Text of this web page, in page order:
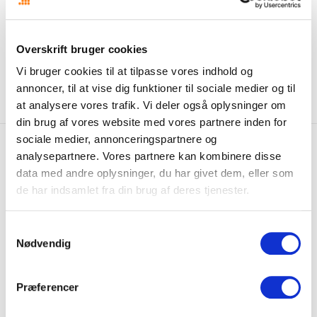
Overskrift bruger cookies
Vi bruger cookies til at tilpasse vores indhold og
annoncer, til at vise dig funktioner til sociale medier og til
at analysere vores trafik. Vi deler også oplysninger om
din brug af vores website med vores partnere inden for
sociale medier, annonceringspartnere og
analysepartnere. Vores partnere kan kombinere disse
data med andre oplysninger, du har givet dem, eller som
de har indsamlet fra din brug af deres tjenester.
Nødvendig
Præferencer
forsøgt sig med digital kommunikation, som vi er ude efter. Af dem du
nævner, vil det være Berlingske og AOK fx, det er mere i den dur.
Kommentarer er lukket.
Relaterede indlæg